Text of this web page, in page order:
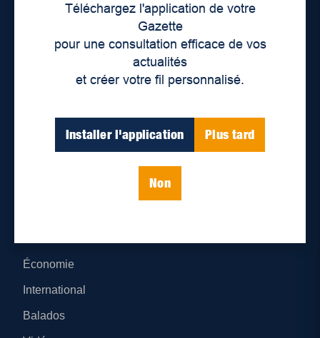
Téléchargez l'application de votre
Gazette
pour une consultation efficace de vos
actualités
et créer votre fil personnalisé.
Installer l'application Plus tard
Non
Lieux de distribution
Économie
International
Balados